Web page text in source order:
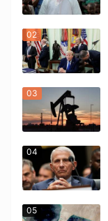
02
03
04
05